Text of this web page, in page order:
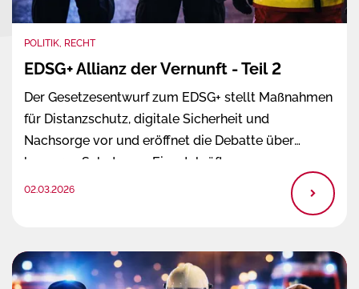
POLITIK, RECHT
EDSG+ Allianz der Vernunft - Teil 2
Der Gesetzesentwurf zum EDSG+ stellt Maßnahmen
für Distanzschutz, digitale Sicherheit und
Nachsorge vor und eröffnet die Debatte über
besseren Schutz von Einsatzkräften.
02.03.2026